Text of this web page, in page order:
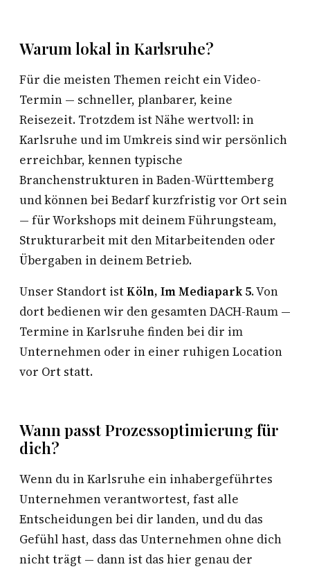
Warum lokal in Karlsruhe?
Für die meisten Themen reicht ein Video-
Termin — schneller, planbarer, keine
Reisezeit. Trotzdem ist Nähe wertvoll: in
Karlsruhe und im Umkreis sind wir persönlich
erreichbar, kennen typische
Branchenstrukturen in Baden-Württemberg
und können bei Bedarf kurzfristig vor Ort sein
— für Workshops mit deinem Führungsteam,
Strukturarbeit mit den Mitarbeitenden oder
Übergaben in deinem Betrieb.
Unser Standort istKöln, Im Mediapark 5. Von
dort bedienen wir den gesamten DACH-Raum —
Termine in Karlsruhe finden bei dir im
Unternehmen oder in einer ruhigen Location
vor Ort statt.
Wann passt Prozessoptimierung für
dich?
Wenn du in Karlsruhe ein inhabergeführtes
Unternehmen verantwortest, fast alle
Entscheidungen bei dir landen, und du das
Gefühl hast, dass das Unternehmen ohne dich
nicht trägt — dann ist das hier genau der